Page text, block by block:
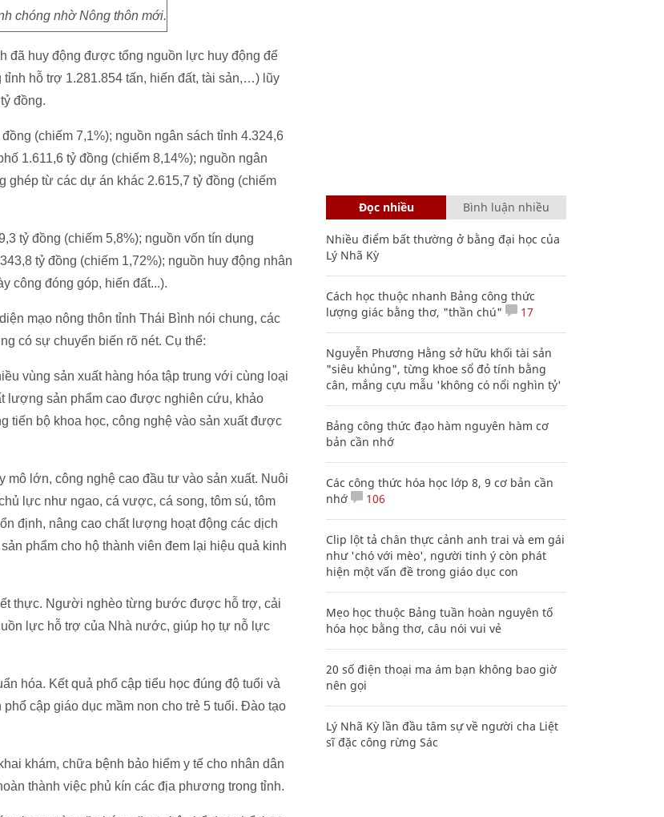
chóng nhờ Nông thôn mới.
đã huy động được tổng nguồn lực huy động để
hỗ trợ 1.281.854 tấn, hiến đất, tài sản,…) lũy
đồng.
(chiếm 7,1%); nguồn ngân sách tỉnh 4.324,6
1.611,6 tỷ đồng (chiếm 8,14%); nguồn ngân
ghép từ các dự án khác 2.615,7 tỷ đồng (chiếm
tỷ đồng (chiếm 5,8%); nguồn vốn tín dụng
tỷ đồng (chiếm 1,72%); nguồn huy động nhân
công đóng góp, hiến đất...).
mạo nông thôn tỉnh Thái Bình nói chung, các
có sự chuyển biến rõ nét. Cụ thể:
vùng sản xuất hàng hóa tập trung với cùng loại
lượng sản phẩm cao được nghiên cứu, khảo
tiến bộ khoa học, công nghệ vào sản xuất được
mô lớn, công nghệ cao đầu tư vào sản xuất. Nuôi
lực như ngao, cá vược, cá song, tôm sú, tôm
định, nâng cao chất lượng hoạt động các dịch
phẩm cho hộ thành viên đem lại hiệu quả kinh
thực. Người nghèo từng bước được hỗ trợ, cải
lực hỗ trợ của Nhà nước, giúp họ tự nỗ lực
hóa. Kết quả phổ cập tiểu học đúng độ tuổi và
cập giáo dục mầm non cho trẻ 5 tuổi. Đào tạo
khám, chữa bệnh bảo hiểm y tế cho nhân dân
thành việc phủ kín các địa phương trong tỉnh.
Đọc nhiều Bình luận nhiều
Nhiều điểm bất thường ở bằng đại học của
Lý Nhã Kỳ
Cách học thuộc nhanh Bảng công thức
lượng giác bằng thơ, "thần chú"
17
Nguyễn Phương Hằng sở hữu khối tài sản
"siêu khủng", từng khoe sổ đỏ tính bằng
cân, mắng cựu mẫu 'không có nổi nghìn tỷ'
Bảng công thức đạo hàm nguyên hàm cơ
bản cần nhớ
Các công thức hóa học lớp 8, 9 cơ bản cần
nhớ
106
Clip lột tả chân thực cảnh anh trai và em gái
như 'chó với mèo', người tinh ý còn phát
hiện một vấn đề trong giáo dục con
Mẹo học thuộc Bảng tuần hoàn nguyên tố
hóa học bằng thơ, câu nói vui vẻ
20 số điện thoại ma ám bạn không bao giờ
nên gọi
Lý Nhã Kỳ lần đầu tâm sự về người cha Liệt
sĩ đặc công rừng Sác